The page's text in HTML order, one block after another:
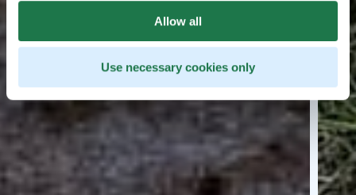
Allow all
Use necessary cookies only